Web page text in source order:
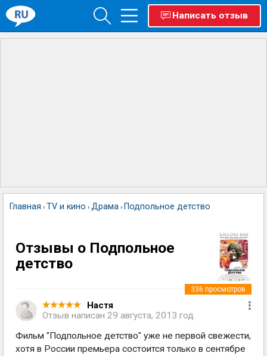
Написать отзыв
Главная › TV и кино › Драма › Подпольное детство
Отзывы о Подпольное
детство
Настя
Отзыв написан 29 августа, 2013 год
336 просмотров
Фильм "Подпольное детство" уже не первой свежести,
хотя в России премьера состоится только в сентябре